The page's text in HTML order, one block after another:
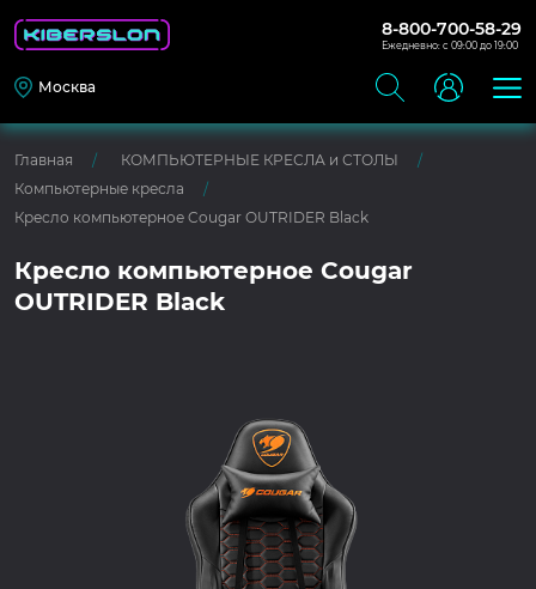
8-800-700-58-29
Ежедневно: с 09:00 до 19:00
Москва
Главная
КОМПЬЮТЕРНЫЕ КРЕСЛА и СТОЛЫ
Компьютерные кресла
Кресло компьютерное Cougar OUTRIDER Black
Кресло компьютерное Cougar
OUTRIDER Black